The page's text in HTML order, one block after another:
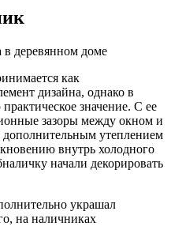
как
дизайна, однако в
значение. С ее
зазоры между окном и
утеплением
внутрь холодного
начали декорировать
украшал
на наличниках